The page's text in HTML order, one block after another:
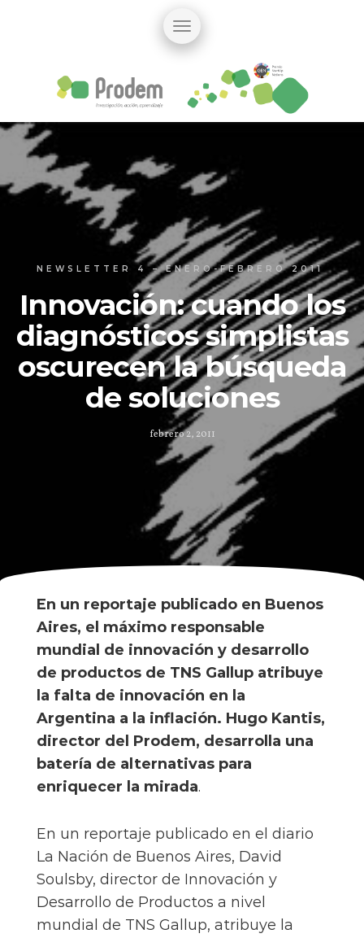
NEWSLETTER 4 – ENERO-FEBRERO 2011
Innovación: cuando los
diagnósticos simplistas
oscurecen la búsqueda
de soluciones
febrero 2, 2011
En un reportaje publicado en Buenos
Aires, el máximo responsable
mundial de innovación y desarrollo
de productos de TNS Gallup atribuye
la falta de innovación en la
Argentina a la inflación. Hugo Kantis,
director del Prodem, desarrolla una
batería de alternativas para
enriquecer la mirada.
En un reportaje publicado en el diario
La Nación de Buenos Aires, David
Soulsby, director de Innovación y
Desarrollo de Productos a nivel
mundial de TNS Gallup, atribuye la